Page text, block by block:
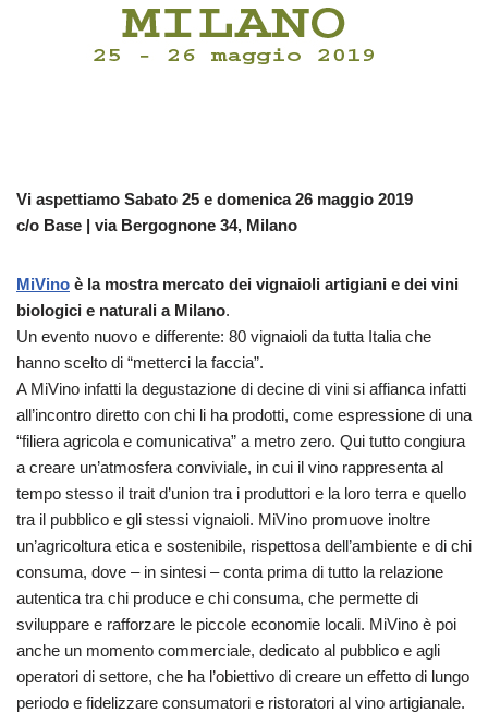
Vi aspettiamo Sabato 25 e domenica 26 maggio 2019
c/o Base | via Bergognone 34, Milano
MiVino è la mostra mercato dei vignaioli artigiani e dei vini
biologici e naturali a Milano.
Un evento nuovo e differente: 80 vignaioli da tutta Italia che
hanno scelto di “metterci la faccia”.
A MiVino infatti la degustazione di decine di vini si affianca infatti
all’incontro diretto con chi li ha prodotti, come espressione di una
“filiera agricola e comunicativa” a metro zero. Qui tutto congiura
a creare un’atmosfera conviviale, in cui il vino rappresenta al
tempo stesso il trait d’union tra i produttori e la loro terra e quello
tra il pubblico e gli stessi vignaioli. MiVino promuove inoltre
un’agricoltura etica e sostenibile, rispettosa dell’ambiente e di chi
consuma, dove – in sintesi – conta prima di tutto la relazione
autentica tra chi produce e chi consuma, che permette di
sviluppare e rafforzare le piccole economie locali. MiVino è poi
anche un momento commerciale, dedicato al pubblico e agli
operatori di settore, che ha l’obiettivo di creare un effetto di lungo
periodo e fidelizzare consumatori e ristoratori al vino artigianale.